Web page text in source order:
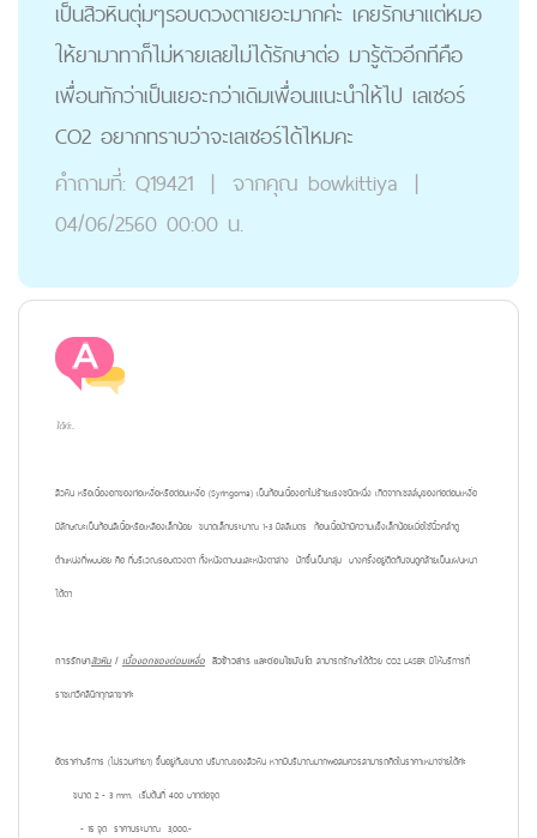
เป็นสิวหินตุ่มๆรอบดวงตาเยอะมากค่ะ เคยรักษาแต่หมอ
ให้ยามาทาก็ไม่หายเลยไม่ได้รักษาต่อ มารู้ตัวอีกทีคือ
เพื่อนทักว่าเป็นเยอะกว่าเดิมเพื่อนแนะนำให้ไป เลเซอร์
CO2 อยากทราบว่าจะเลเซอร์ได้ไหมคะ
คำถามที่: Q19421 | จากคุณ bowkittiya |
04/06/2560 00:00 น.
ได้ค่ะ..
สิวหิน หรือเนื้องอกของท่อเหงื่อหรือต่อมเหงื่อ (Syringoma) เป็นก้อนเนื้องอกไม่ร้ายแรงชนิดหนึ่ง เกิดจากเซลล์บุของท่อต่อมเหงื่อ
มีลักษณะเป็นก้อนสีเนื้อหรือเหลืองเล็กน้อย ขนาดเล็กประมาณ 1-3 มิลลิเมตร ก้อนเนื้อมักมีความแข็งเล็กน้อยเมื่อใช้นิ้วคลำดู
ตำแหน่งที่พบบ่อย คือ ที่บริเวณรอบดวงตา ทั้งหนังตาบนและหนังตาล่าง มักขึ้นเป็นกลุ่ม บางครั้งอยู่ติดกันจนดูคล้ายเป็นแผ่นหนา
ใต้ตา
การรักษาสิวหิน / เนื้องอกของต่อมเหงื่อ สิวข้าวสาร และต่อมไขมันโต สามารถรักษาได้ด้วย CO2 LASER มีให้บริการที่
ราชเทวีคลินิกทุกสาขาค่ะ
อัตราค่าบริการ (ไม่รวมค่ายา) ขึ้นอยู่กับขนาด ปริมาณของสิวหิน หากมีปริมาณมากพอสมควรสามารถคิดในราคาเหมาจ่ายได้ค่ะ
ขนาด 2 - 3 mm. เริ่มต้นที่ 400 บาทต่อจุด
- 15 จุด ราคาประมาณ 3,000.-